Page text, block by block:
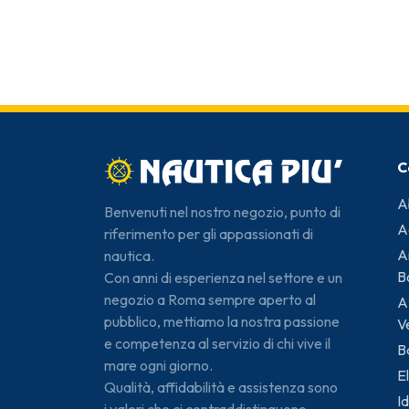
Benvenuti nel nostro negozio, punto di
riferimento per gli appassionati di
nautica.
Con anni di esperienza nel settore e un
negozio a Roma sempre aperto al
pubblico, mettiamo la nostra passione
e competenza al servizio di chi vive il
mare ogni giorno.
Qualità, affidabilità e assistenza sono